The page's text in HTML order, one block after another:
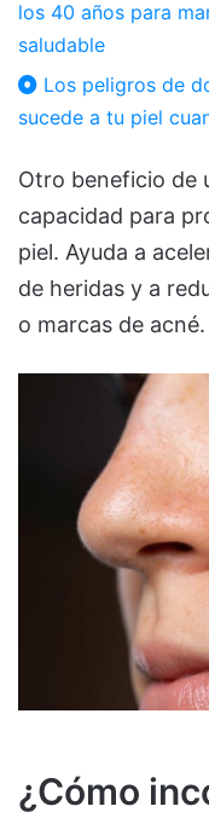
los 40 años para
saludable
Los peligros de
sucede a tu piel
Otro beneficio de
capacidad para
piel. Ayuda a
de heridas y a
o marcas de acné.
¿Cómo